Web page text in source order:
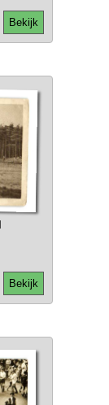
Bekijk
Bekijk